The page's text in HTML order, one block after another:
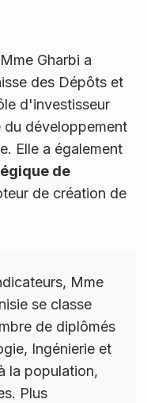
Gharbi a
des Dépôts et
d'investisseur
du développement
Elle a également
de
de création de
Mme
se classe
de diplômés
Ingénierie et
la population,
Plus